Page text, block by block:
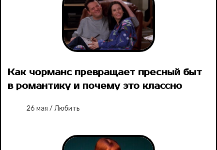
Как чорманс превращает пресный быт
в романтику и почему это классно
26 мая / Любить